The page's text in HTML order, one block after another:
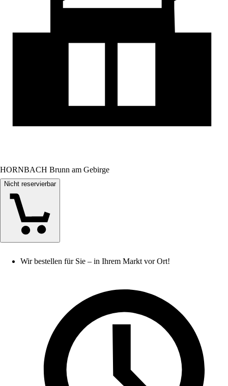
HORNBACH Brunn am Gebirge
Nicht reservierbar
Wir bestellen für Sie – in Ihrem Markt vor Ort!